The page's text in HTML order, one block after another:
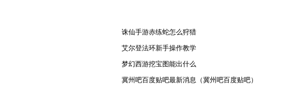
诛仙手游赤练蛇怎么狩猎
艾尔登法环新手操作教学
梦幻西游挖宝图能出什么
冀州吧百度贴吧最新消息（冀州吧百度贴吧）